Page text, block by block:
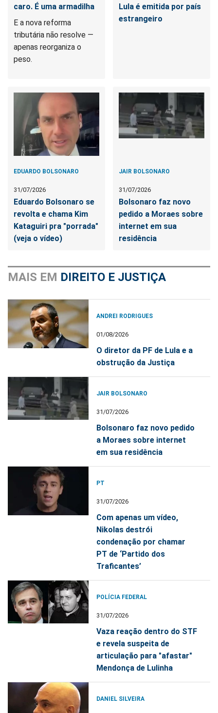
caro. É uma armadilha
E a nova reforma
tributária não resolve —
apenas reorganiza o
peso.
Lula é emitida por país
estrangeiro
EDUARDO BOLSONARO
31/07/2026
Eduardo Bolsonaro se
revolta e chama Kim
Kataguiri pra "porrada"
(veja o vídeo)
JAIR BOLSONARO
31/07/2026
Bolsonaro faz novo
pedido a Moraes sobre
internet em sua
residência
MAIS EM DIREITO E JUSTIÇA
ANDREI RODRIGUES
01/08/2026
O diretor da PF de Lula e a
obstrução da Justiça
JAIR BOLSONARO
31/07/2026
Bolsonaro faz novo pedido
a Moraes sobre internet
em sua residência
PT
31/07/2026
Com apenas um vídeo,
Nikolas destrói
condenação por chamar
PT de ‘Partido dos
Traficantes’
POLÍCIA FEDERAL
31/07/2026
Vaza reação dentro do STF
e revela suspeita de
articulação para "afastar"
Mendonça de Lulinha
DANIEL SILVEIRA